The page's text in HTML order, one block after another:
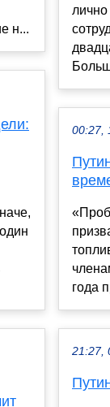
н...
00:27,
года
21:27,